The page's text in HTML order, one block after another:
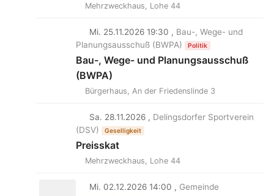
Mehrzweckhaus, Lohe 44
Mi. 25.11.2026 19:30 , Bau-, Wege- und
Planungsausschuß (BWPA)
Politik
Bau-, Wege- und Planungsausschuß
(BWPA)
Bürgerhaus, An der Friedenslinde 3
Sa. 28.11.2026 , Delingsdorfer Sportverein
(DSV)
Geselligkeit
Preisskat
Mehrzweckhaus, Lohe 44
Mi. 02.12.2026 14:00 , Gemeinde